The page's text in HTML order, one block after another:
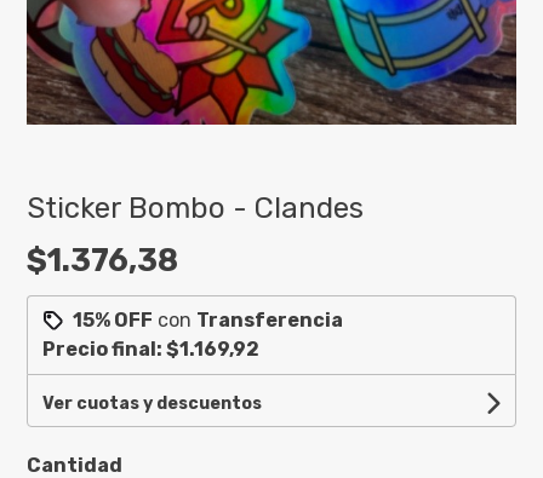
Sticker Bombo - Clandes
$1.376,38
15% OFF con Transferencia
Precio final:$1.169,92
Ver cuotas y descuentos
Cantidad